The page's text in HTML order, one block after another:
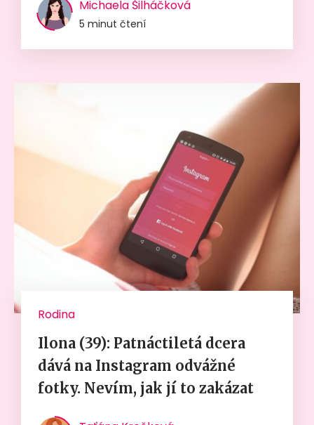
Michaela Šilháčková
5 minut čtení
Rodina
Ilona (39): Patnáctiletá dcera
dává na Instagram odvážné
fotky. Nevím, jak jí to zakázat